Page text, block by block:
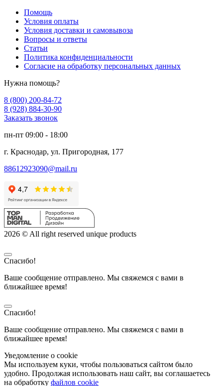
Помощь
Условия оплаты
Условия доставки и самовывоза
Вопросы и ответы
Статьи
Политика конфиденциальности
Согласие на обработку персональных данных
Нужна помощь?
8 (800) 200-84-72
8 (928) 884-30-90
Заказать звонок
пн-пт 09:00 - 18:00
г. Краснодар, ул. Пригородная, 177
88612923090@mail.ru
2026 © All right reserved unique products
Спасибо!
Ваше сообщение отправлено. Мы свяжемся с вами в
ближайшее время!
Спасибо!
Ваше сообщение отправлено. Мы свяжемся с вами в
ближайшее время!
Уведомление о cookie
Мы используем куки, чтобы пользоваться сайтом было
удобно. Продолжая использовать наш сайт, вы соглашаетесь
на обработку файлов cookie